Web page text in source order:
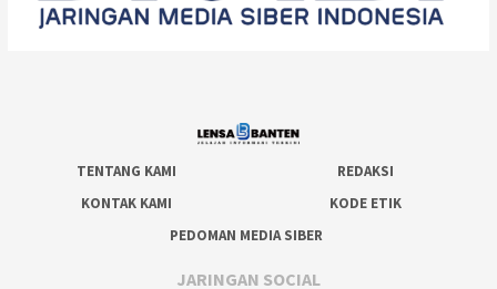
TENTANG KAMI
REDAKSI
KONTAK KAMI
KODE ETIK
PEDOMAN MEDIA SIBER
JARINGAN SOCIAL